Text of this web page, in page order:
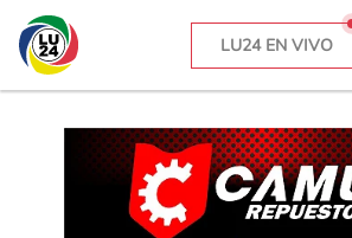
LU24 EN VIVO